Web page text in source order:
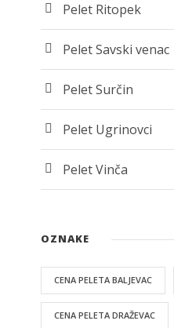
Pelet Ritopek
Pelet Savski venac
Pelet Surčin
Pelet Ugrinovci
Pelet Vinča
OZNAKE
CENA PELETA BALJEVAC
CENA PELETA DRAŽEVAC